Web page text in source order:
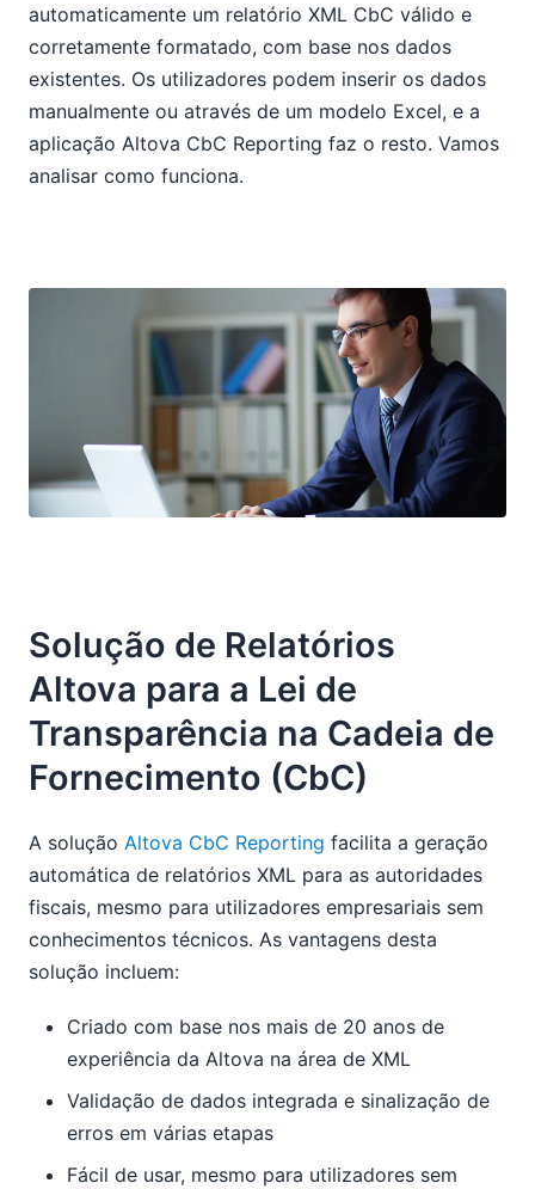
automaticamente um relatório XML CbC válido e
corretamente formatado, com base nos dados
existentes. Os utilizadores podem inserir os dados
manualmente ou através de um modelo Excel, e a
aplicação Altova CbC Reporting faz o resto. Vamos
analisar como funciona.
Solução de Relatórios
Altova para a Lei de
Transparência na Cadeia de
Fornecimento (CbC)
A solução Altova CbC Reporting facilita a geração
automática de relatórios XML para as autoridades
fiscais, mesmo para utilizadores empresariais sem
conhecimentos técnicos. As vantagens desta
solução incluem:
Criado com base nos mais de 20 anos de
experiência da Altova na área de XML
Validação de dados integrada e sinalização de
erros em várias etapas
Fácil de usar, mesmo para utilizadores sem